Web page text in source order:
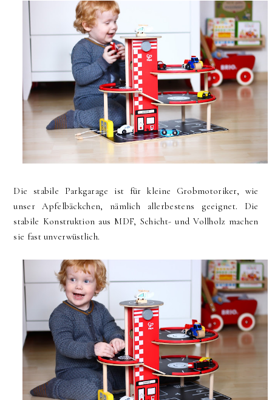
Die stabile Parkgarage ist für kleine Grobmotoriker, wie
unser Apfelbäckchen, nämlich allerbestens geeignet. Die
stabile Konstruktion aus MDF, Schicht- und Vollholz machen
sie fast unverwüstlich.